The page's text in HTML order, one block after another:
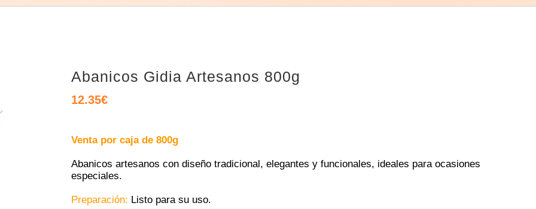
Abanicos Gidia Artesanos 800g
12.35€
Venta por caja de 800g
Abanicos artesanos con diseño tradicional, elegantes y funcionales, ideales para ocasiones
especiales.
Preparación: Listo para su uso.